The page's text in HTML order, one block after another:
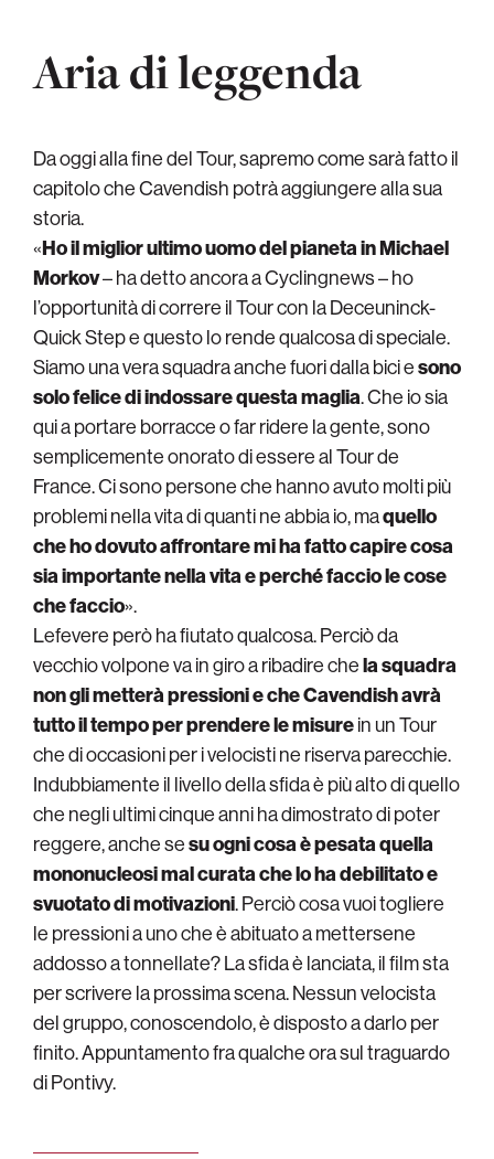
Aria di leggenda
Da oggi alla fine del Tour, sapremo come sarà fatto il
capitolo che Cavendish potrà aggiungere alla sua
storia.
«Ho il miglior ultimo uomo del pianeta in Michael
Morkov– ha detto ancora a Cyclingnews – ho
l’opportunità di correre il Tour con la Deceuninck-
Quick Step e questo lo rende qualcosa di speciale.
Siamo una vera squadra anche fuori dalla bici esono
solo felice di indossare questa maglia. Che io sia
qui a portare borracce o far ridere la gente, sono
semplicemente onorato di essere al Tour de
France. Ci sono persone che hanno avuto molti più
problemi nella vita di quanti ne abbia io, maquello
che ho dovuto affrontare mi ha fatto capire cosa
sia importante nella vita e perché faccio le cose
che faccio».
Lefevere però ha fiutato qualcosa. Perciò da
vecchio volpone va in giro a ribadire chela squadra
non gli metterà pressioni e che Cavendish avrà
tutto il tempo per prendere le misurein un Tour
che di occasioni per i velocisti ne riserva parecchie.
Indubbiamente il livello della sfida è più alto di quello
che negli ultimi cinque anni ha dimostrato di poter
reggere, anche sesu ogni cosa è pesata quella
mononucleosi mal curata che lo ha debilitato e
svuotato di motivazioni. Perciò cosa vuoi togliere
le pressioni a uno che è abituato a mettersene
addosso a tonnellate? La sfida è lanciata, il film sta
per scrivere la prossima scena. Nessun velocista
del gruppo, conoscendolo, è disposto a darlo per
finito. Appuntamento fra qualche ora sul traguardo
di Pontivy.